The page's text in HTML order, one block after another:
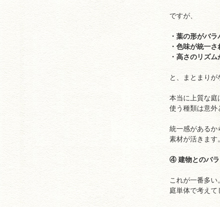
ですが、
・葉の形がバラ
・色味が統一
・高さのリズ
と、まとまり
本当に上質な庭
使う種類は意外
統一感があるか
素材が活きます
④ 建物とのバ
これが一番多い
庭単体で考えて